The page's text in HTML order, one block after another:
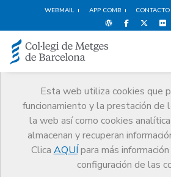
WEBMAIL APP COMB CONTACTO
Esta web utiliza cookies que
funcionamiento y la prestación de
la web así como cookies
almacenan y recuperan
Clica AQUÍ para más
configuración de las
Premios
El CoMB Guardonat Edició